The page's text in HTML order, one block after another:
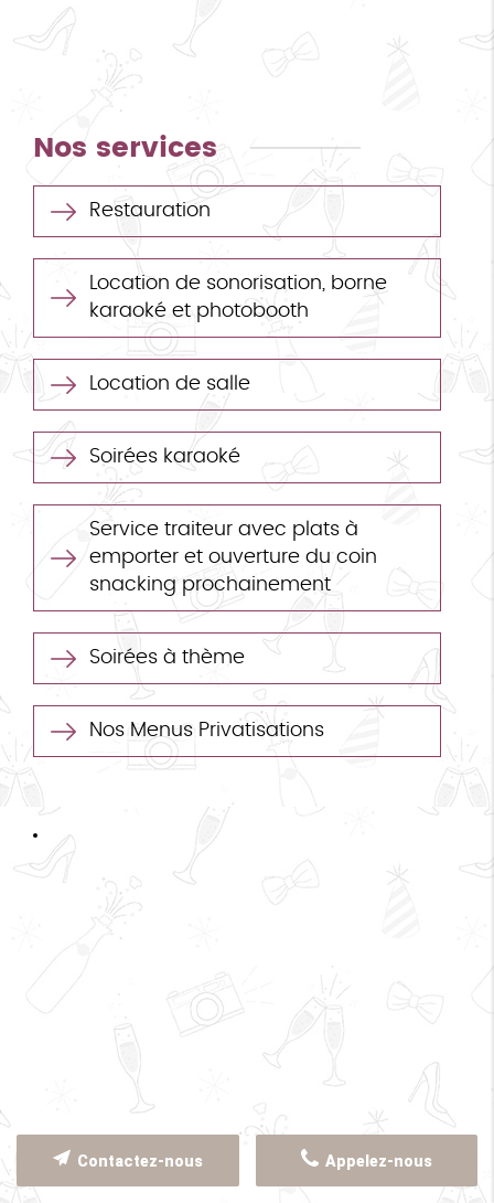
Nos services
Restauration
Location de sonorisation, borne
karaoké et photobooth
Location de salle
Soirées karaoké
Service traiteur avec plats à
emporter et ouverture du coin
snacking prochainement
Soirées à thème
Nos Menus Privatisations
Appelez-nous
Contactez-nous